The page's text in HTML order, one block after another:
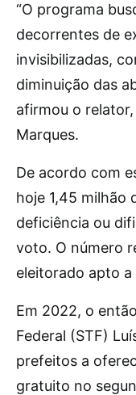
“O programa
decorrentes de
invisibilizadas,
diminuição das
afirmou o
Marques.
De acordo com
hoje 1,45 milhão
deficiência ou
voto. O número
eleitorado apto a
Em 2022, o
Federal (STF)
prefeitos a
gratuito no